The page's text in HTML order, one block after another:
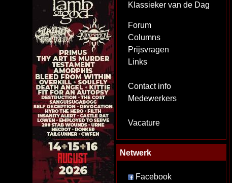
Klassieker van de Dag
Forum
Columns
Prijsvragen
Links
Contact info
Medewerkers
Vacature
Netwerk
Facebook